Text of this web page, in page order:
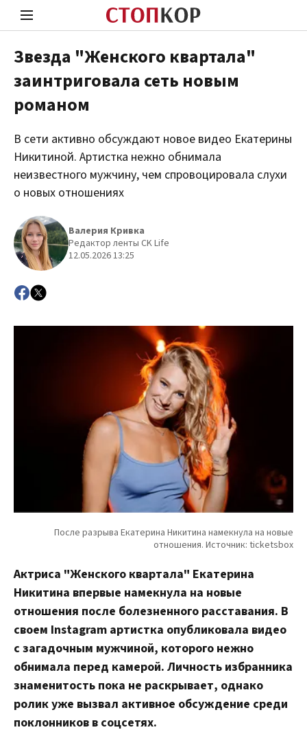
Стоп Политической Коррупции
Политика
Звезда "Женского квартала"
заинтриговала сеть новым
романом
В сети активно обсуждают новое видео Екатерины
Никитиной. Артистка нежно обнимала
неизвестного мужчину, чем спровоцировала слухи
о новых отношениях
Валерия Кривка
Редактор ленты CK Life
12.05.2026 13:25
Актриса "Женского квартала" Екатерина
Никитина впервые намекнула на новые
отношения после болезненного расставания. В
своем Instagram артистка опубликовала видео
с загадочным мужчиной, которого нежно
обнимала перед камерой. Личность избранника
знаменитость пока не раскрывает, однако
ролик уже вызвал активное обсуждение среди
поклонников в соцсетях.